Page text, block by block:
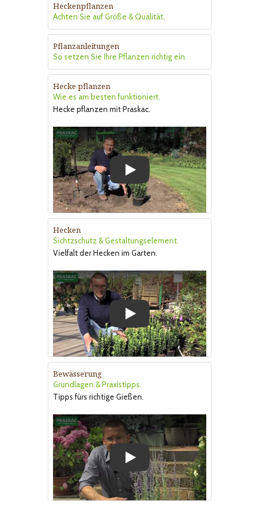
Heckenpflanzen
Achten Sie auf Größe & Qualität.
Pflanzanleitungen
So setzen Sie Ihre Pflanzen richtig ein.
Hecke pflanzen
Wie es am besten funktioniert.
Hecke pflanzen mit Praskac.
Hecken
Sichtzschutz & Gestaltungselement.
Vielfalt der Hecken im Garten.
Bewässerung
Grundlagen & Praxistipps.
Tipps fürs richtige Gießen.